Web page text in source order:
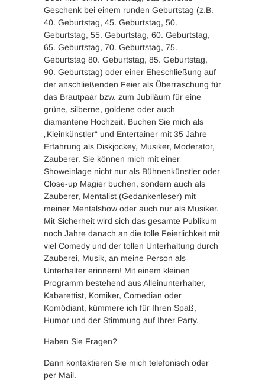
Geschenk bei einem runden Geburtstag (z.B.
40. Geburtstag, 45. Geburtstag, 50.
Geburtstag, 55. Geburtstag, 60. Geburtstag,
65. Geburtstag, 70. Geburtstag, 75.
Geburtstag 80. Geburtstag, 85. Geburtstag,
90. Geburtstag) oder einer Eheschließung auf
der anschließenden Feier als Überraschung für
das Brautpaar bzw. zum Jubiläum für eine
grüne, silberne, goldene oder auch
diamantene Hochzeit. Buchen Sie mich als
„Kleinkünstler“ und Entertainer mit 35 Jahre
Erfahrung als Diskjockey, Musiker, Moderator,
Zauberer. Sie können mich mit einer
Showeinlage nicht nur als Bühnenkünstler oder
Close-up Magier buchen, sondern auch als
Zauberer, Mentalist (Gedankenleser) mit
meiner Mentalshow oder auch nur als Musiker.
Mit Sicherheit wird sich das gesamte Publikum
noch Jahre danach an die tolle Feierlichkeit mit
viel Comedy und der tollen Unterhaltung durch
Zauberei, Musik, an meine Person als
Unterhalter erinnern! Mit einem kleinen
Programm bestehend aus Alleinunterhalter,
Kabarettist, Komiker, Comedian oder
Komödiant, kümmere ich für Ihren Spaß,
Humor und der Stimmung auf Ihrer Party.
Haben Sie Fragen?
Dann kontaktieren Sie mich telefonisch oder
per Mail.